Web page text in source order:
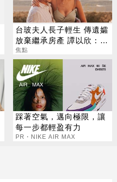
台玻夫人長子輕生 傳遺孀
放棄繼承房產 譚以欣：不
實內容二次傷害
焦點
踩著空氣，邁向極限，讓
每一步都輕盈有力
PR・NIKE AIR MAX